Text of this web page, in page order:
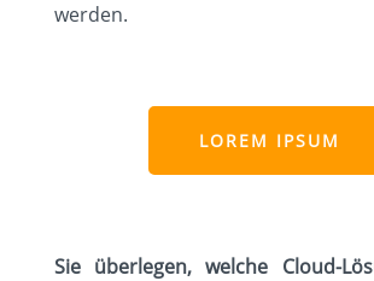
werden.
LOREM IPSUM
Sie überlegen, welche Cloud-